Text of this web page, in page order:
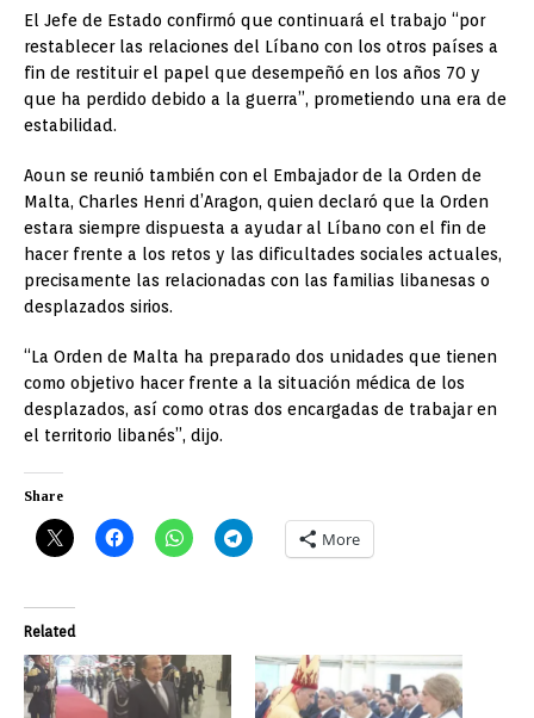
El Jefe de Estado confirmó que continuará el trabajo “por
restablecer las relaciones del Líbano con los otros países a
fin de restituir el papel que desempeñó en los años 70 y
que ha perdido debido a la guerra”, prometiendo una era de
estabilidad.
Aoun se reunió también con el Embajador de la Orden de
Malta, Charles Henri d’Aragon, quien declaró que la Orden
estara siempre dispuesta a ayudar al Líbano con el fin de
hacer frente a los retos y las dificultades sociales actuales,
precisamente las relacionadas con las familias libanesas o
desplazados sirios.
“La Orden de Malta ha preparado dos unidades que tienen
como objetivo hacer frente a la situación médica de los
desplazados, así como otras dos encargadas de trabajar en
el territorio libanés”, dijo.
Share
More
Related